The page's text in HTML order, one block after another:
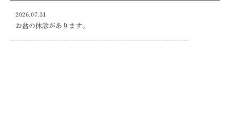
2026.07.31
お盆の休診があります。